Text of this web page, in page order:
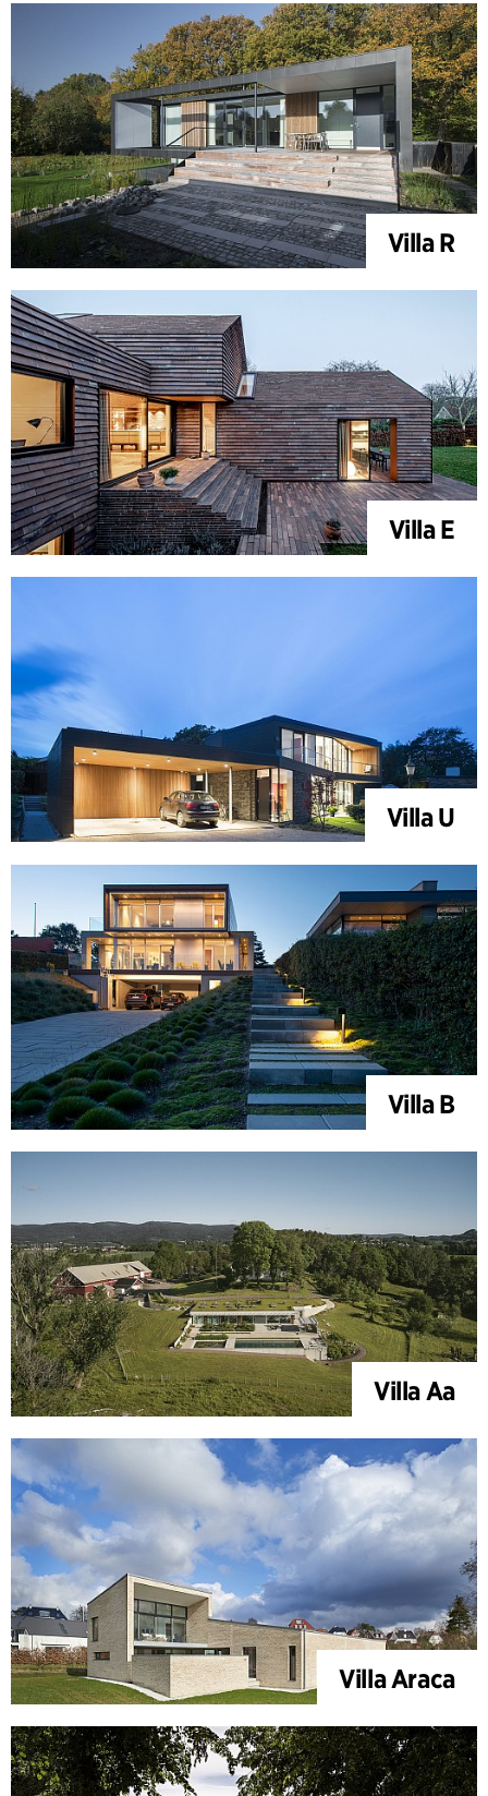
Villa R
Villa E
Villa U
Villa B
Villa Aa
Villa Araca